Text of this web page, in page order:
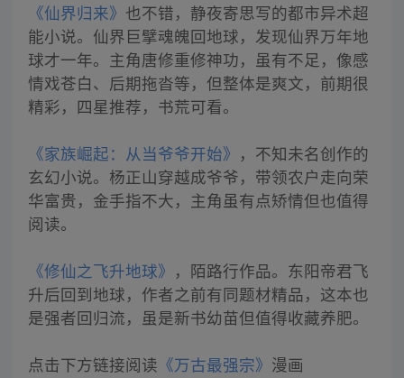
《仙界归来》 也不错，静夜寄思写的都市异术超
能小说。仙界巨擘魂魄回地球，发现仙界万年地
球才一年。主角唐修重修神功，虽有不足，像感
情戏苍白、后期拖沓等，但整体是爽文，前期很
精彩，四星推荐，书荒可看。
《家族崛起：从当爷爷开始》 ，不知未名创作的
玄幻小说。杨正山穿越成爷爷，带领农户走向荣
华富贵，金手指不大，主角虽有点矫情但也值得
阅读。
《修仙之飞升地球》 ，陌路行作品。东阳帝君飞
升后回到地球，作者之前有同题材精品，这本也
是强者回归流，虽是新书幼苗但值得收藏养肥。
点击下方链接阅读 《万古最强宗》 漫画